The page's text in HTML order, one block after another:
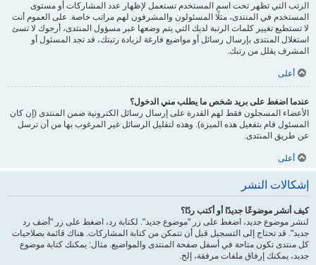
الرتب التي تظهر تحت اسم المستخدم تستعمل لإظهار عدد المشاركات أو مستوى
المستخدم في المنتدى، مثلًا المسئولون والمشرفون لهم مراتب خاصة. على العموم أنت
لا تستطيع تغيير كلمات الرتبة لديك التي يتم وضعها عبر مسؤول المنتدى، أرجوك لا تسئ
استغلال المنتدى بإرسال رسائل أو مواضيع فارغة لزيادة رتبتك، قد تجد المسئول أو
المشرف يقلل من رتبك.
أعلى
عندما اضغط على بريد شخص ما يطلب مني الدخول؟
الأعضاء المسجلون فقط لهم القدرة على إرسال رسائل الكترونية ضمن المنتدى (إن كان
المسئول قام بتفعيل هذه الميزة). وهذه لتقليل الرسائل غير المرغوب بها من أن ترسل
عن طريق المنتدى.
أعلى
إشكالات النشر
كيف أنشر موضوعًا جديدًا أو أكتب ردًا؟
لنشر موضوع جديد، اضغط على زر "موضوع جديد". لكتابة رد، اضغط على زر "أضف رد
جديد". قد تحتاج إلى التسجيل قبل أن تتمكن من كتابة المشاركات. هناك قائمة بصلاحيات
كل منتدى تكون متاحة في أسفل صفحة المنتدى والمواضيع. مثال: يمكنك كتابة موضوع
جديد، يمكنك إرفاق ملفات مرفقة، إلخ.